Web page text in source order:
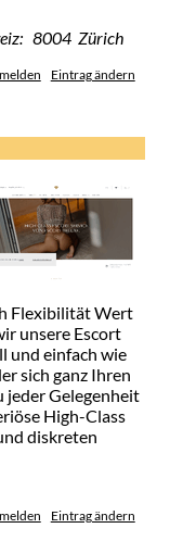
8004 Zürich
Eintrag ändern
Flexibilität Wert
unsere Escort
und einfach wie
sich ganz Ihren
jeder Gelegenheit
High-Class
diskreten
Eintrag ändern